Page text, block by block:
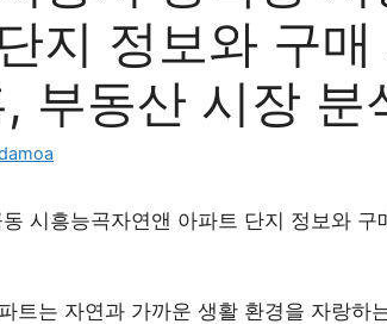
지 정보와 구
부동산 시장 분
시흥능곡자연앤 아파트 단지 정보와
트는 자연과 가까운 생활 환경을 자랑하